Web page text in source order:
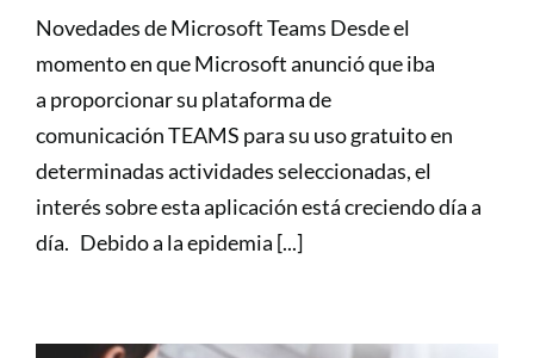
Novedades de Microsoft Teams Desde el
momento en que Microsoft anunció que iba
a proporcionar su plataforma de
comunicación TEAMS para su uso gratuito en
determinadas actividades seleccionadas, el
interés sobre esta aplicación está creciendo día a
día. Debido a la epidemia [...]